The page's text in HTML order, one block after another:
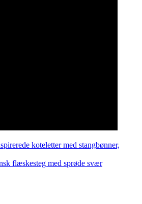
koteletter med stangbønner,
flæskesteg med sprøde svær